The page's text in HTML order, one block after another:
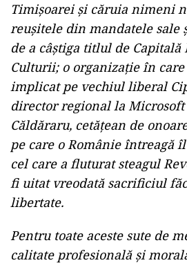
Timișoarei și căruia nimeni
reușitele din mandatele sale
de a câștiga titlul de Capitală
Culturii; o organizație în
implicat pe vechiul liberal
director regional la
Căldăraru, cetățean de
pe care o Românie întreagă
cel care a fluturat steagul
fi uitat vreodată sacrificiul
libertate.
Pentru toate aceste sute de
calitate profesională și